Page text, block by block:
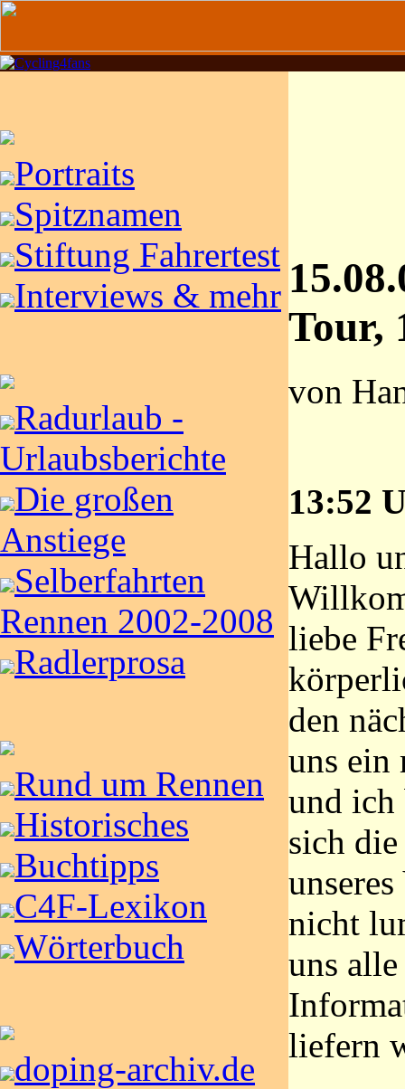
Portraits
Spitznamen
Stiftung Fahrertest
Interviews & mehr
Radurlaub -
Urlaubsberichte
Die großen
Anstiege
Selberfahrten
Rennen 2002-2008
Radlerprosa
Rund um Rennen
Historisches
Buchtipps
C4F-Lexikon
Wörterbuch
doping-archiv.de
Tour,
von
13:52
Hallo
liebe
den
uns ein
und ich
sich
nicht
uns
liefern